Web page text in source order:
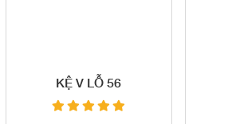
KỆ V LỖ 56